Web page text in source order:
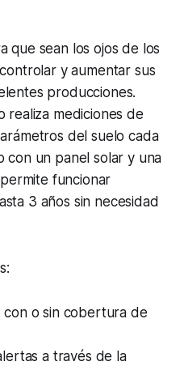
que sean los ojos de los
y aumentar sus
producciones.
realiza mediciones de
del suelo cada
con un panel solar y una
funcionar
3 años sin necesidad
con o sin cobertura de
a través de la